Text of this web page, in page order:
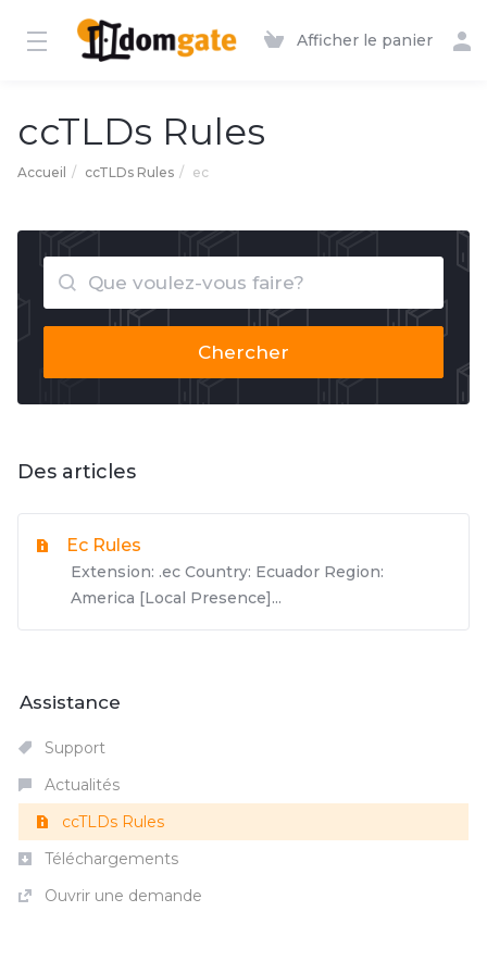
Afficher le panier
ccTLDs Rules
Accueil ccTLDs Rules ec
Chercher
Des articles
Ec Rules
Extension: .ec Country: Ecuador Region:
America [Local Presence]...
Assistance
Support
Actualités
ccTLDs Rules
Téléchargements
Ouvrir une demande